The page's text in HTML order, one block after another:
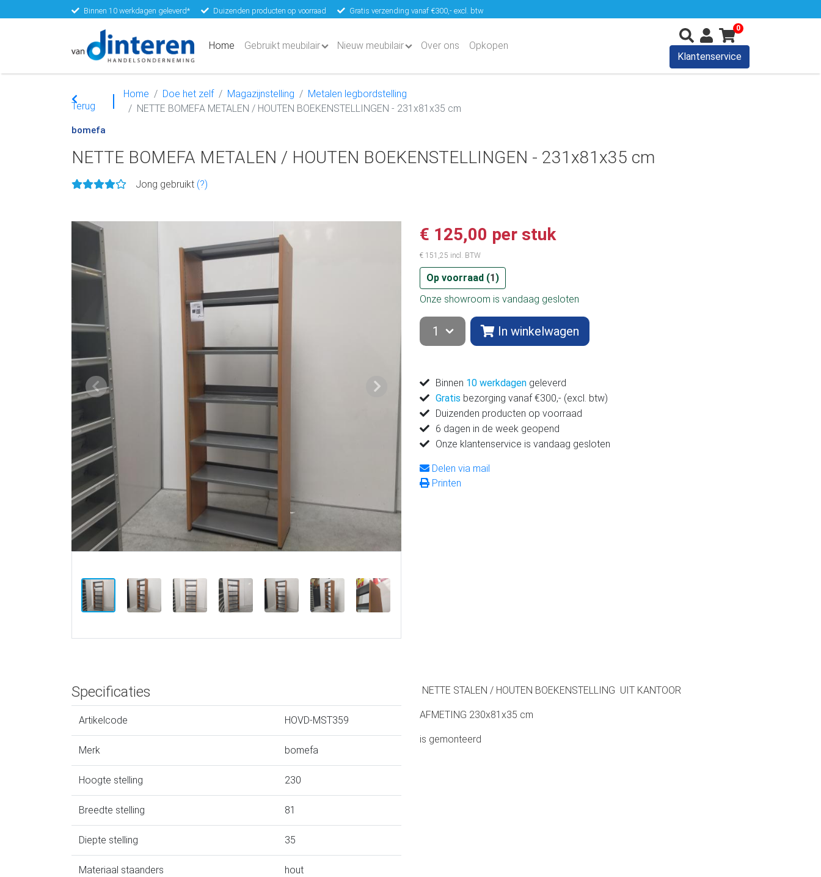
Binnen 10 werkdagen geleverd* Duizenden producten op voorraad Gratis verzending vanaf €300,- excl. btw
Home (current)
Gebruikt meubilair Nieuw meubilair Over ons Opkopen
0
Klantenservice
Terug
Home Doe het zelf Magazijnstelling
Metalen legbordstelling
NETTE BOMEFA METALEN / HOUTEN BOEKENSTELLINGEN - 231x81x35 cm
bomefa
NETTE BOMEFA METALEN / HOUTEN BOEKENSTELLINGEN - 231x81x35 cm
Jong gebruikt (?)
Vorige Volgende
€ 125,00 per stuk
€ 151,25 incl. BTW
Op voorraad (1)
Onze showroom is vandaag gesloten
In winkelwagen
Binnen 10 werkdagen geleverd
Gratis bezorging vanaf €300,- (excl. btw)
Duizenden producten op voorraad
6 dagen in de week geopend
Onze klantenservice is vandaag gesloten
Delen via mail
Printen
NETTE STALEN / HOUTEN BOEKENSTELLING UIT KANTOOR
AFMETING 230x81x35 cm
is gemonteerd
Specificaties
Artikelcode HOVD-MST359
Merk bomefa
Hoogte stelling 230
Breedte stelling 81
Diepte stelling 35
Materiaal staanders hout